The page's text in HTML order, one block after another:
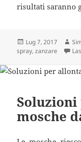
risultati saranno
Scritto
il
Lug 7, 2017
spray,zanzare
mosche